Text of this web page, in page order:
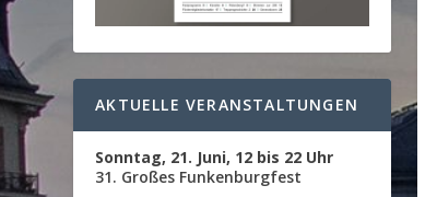
AKTUELLE VERANSTALTUNGEN
Sonntag, 21. Juni, 12 bis 22 Uhr
31. Großes Funkenburgfest